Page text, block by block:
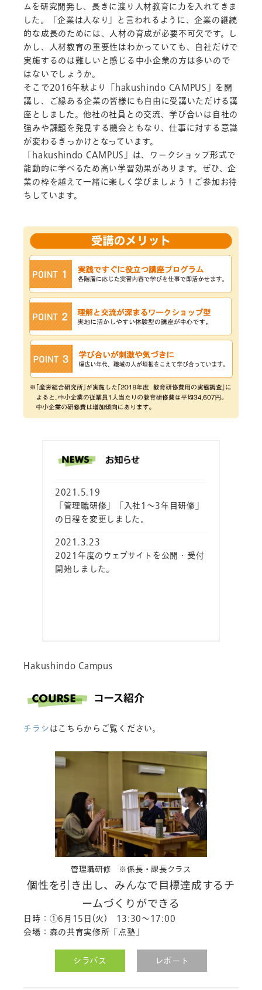
ムを研究開発し、長きに渡り人材教育に力を入れてきま
した。「企業は人なり」と言われるように、企業の継続
的な成長のためには、人材の育成が必要不可欠です。し
かし、人材教育の重要性はわかっていても、自社だけで
実施するのは難しいと感じる中小企業の方は多いので
はないでしょうか。
そこで2016年秋より「hakushindo CAMPUS」を開
講し、ご縁ある企業の皆様にも自由に受講いただける講
座としました。他社の社員との交流、学び合いは自社の
強みや課題を発見する機会ともなり、仕事に対する意識
が変わるきっかけとなっています。
「hakushindo CAMPUS」は、ワークショップ形式で
能動的に学べるため高い学習効果があります。ぜひ、企
業の枠を越えて一緒に楽しく学びましょう！ご参加お待
ちしています。
2021.5.19
「管理職研修」「入社1～3年目研修」
の日程を変更しました。
2021.3.23
2021年度のウェブサイトを公開・受付
開始しました。
Hakushindo Campus
チラシはこちらからご覧ください。
管理職研修 ※係長・課長クラス
個性を引き出し、みんなで目標達成するチ
ームづくりができる
日時：①6月15日(火) 13:30～17:00
会場：森の共育実修所「点塾」
シラバス レポート